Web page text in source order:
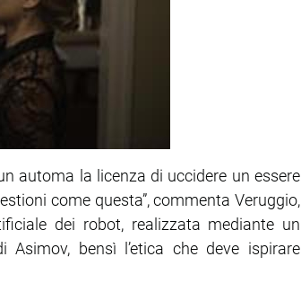
automa la licenza di uccidere un essere
come questa”, commenta Veruggio,
dei robot, realizzata mediante un
bensì l’etica che deve ispirare